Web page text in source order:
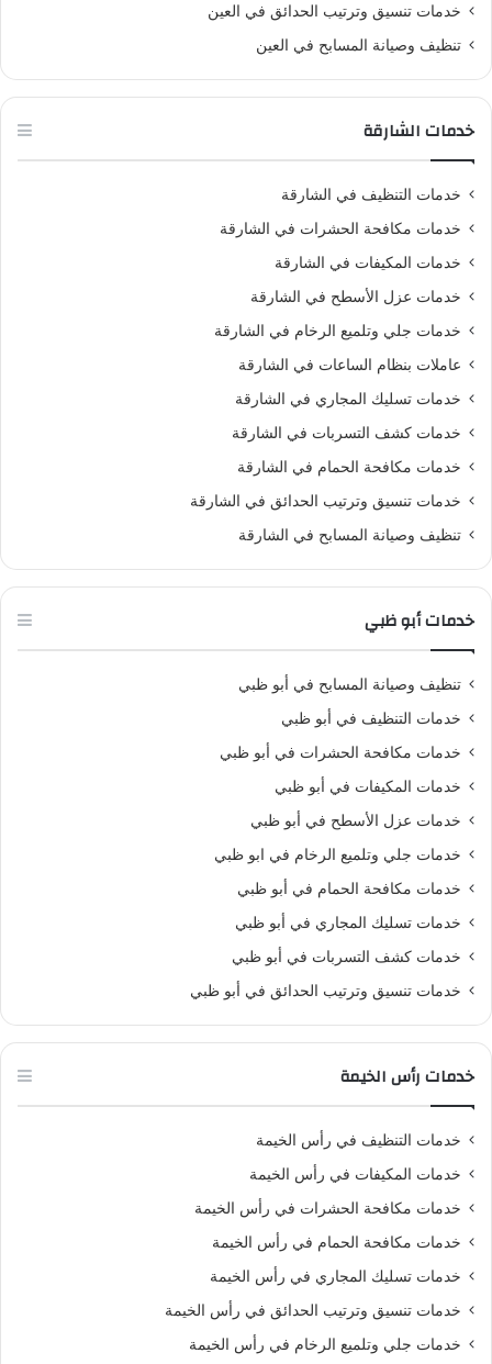
خدمات تنسيق وترتيب الحدائق في العين
تنظيف وصيانة المسابح في العين
خدمات الشارقة
خدمات التنظيف في الشارقة
خدمات مكافحة الحشرات في الشارقة
خدمات المكيفات في الشارقة
خدمات عزل الأسطح في الشارقة
خدمات جلي وتلميع الرخام في الشارقة
عاملات بنظام الساعات في الشارقة
خدمات تسليك المجاري في الشارقة
خدمات كشف التسربات في الشارقة
خدمات مكافحة الحمام في الشارقة
خدمات تنسيق وترتيب الحدائق في الشارقة
تنظيف وصيانة المسابح في الشارقة
خدمات أبو ظبي
تنظيف وصيانة المسابح في أبو ظبي
خدمات التنظيف في أبو ظبي
خدمات مكافحة الحشرات في أبو ظبي
خدمات المكيفات في أبو ظبي
خدمات عزل الأسطح في أبو ظبي
خدمات جلي وتلميع الرخام في ابو ظبي
خدمات مكافحة الحمام في أبو ظبي
خدمات تسليك المجاري في أبو ظبي
خدمات كشف التسربات في أبو ظبي
خدمات تنسيق وترتيب الحدائق في أبو ظبي
خدمات رأس الخيمة
خدمات التنظيف في رأس الخيمة
خدمات المكيفات في رأس الخيمة
خدمات مكافحة الحشرات في رأس الخيمة
خدمات مكافحة الحمام في رأس الخيمة
خدمات تسليك المجاري في رأس الخيمة
خدمات تنسيق وترتيب الحدائق في رأس الخيمة
خدمات جلي وتلميع الرخام في رأس الخيمة